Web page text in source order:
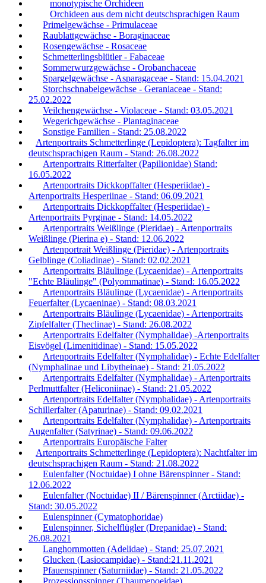
monotypische Orchideen
Orchideen aus dem nicht deutschsprachigen Raum
Primelgewächse - Primulaceae
Raublattgewächse - Boraginaceae
Rosengewächse - Rosaceae
Schmetterlingsblütler - Fabaceae
Sommerwurzgewächse - Orobanchaceae
Spargelgewächse - Asparagaceae - Stand: 15.04.2021
Storchschnabelgewächse - Geraniaceae - Stand:
25.02.2022
Veilchengewächse - Violaceae - Stand: 03.05.2021
Wegerichgewächse - Plantaginaceae
Sonstige Familien - Stand: 25.08.2022
Artenportraits Schmetterlinge (Lepidoptera): Tagfalter im
deutschsprachigen Raum - Stand: 26.08.2022
Artenportraits Ritterfalter (Papilionidae) Stand:
16.05.2022
Artenportraits Dickkopffalter (Hesperiidae) -
Artenportraits Hesperiinae - Stand: 06.09.2021
Artenportraits Dickkopffalter (Hesperiidae) -
Artenportraits Pyrginae - Stand: 14.05.2022
Artenportraits Weißlinge (Pieridae) - Artenportraits
Weißlinge (Pierina e) - Stand: 12.06.2022
Artenportrait Weißlinge (Pieridae) - Artenportraits
Gelblinge (Coliadinae) - Stand: 02.02.2021
Artenportraits Bläulinge (Lycaenidae) - Artenportraits
"Echte Bläulinge" (Polyommatinae) - Stand: 16.05.2022
Artenportraits Bläulinge (Lycaenidae) - Artenportraits
Feuerfalter (Lycaeninae) - Stand: 08.03.2021
Artenportraits Bläulinge (Lycaenidae) - Artenportraits
Zipfelfalter (Theclinae) - Stand: 26.08.2022
Artenportraits Edelfalter (Nymphalidae) -Artenportraits
Eisvögel (Limenitidinae) - Stand: 15.05.2022
Artenportraits Edelfalter (Nymphalidae) - Echte Edelfalter
(Nymphalinae und Libytheinae) - Stand: 21.05.2022
Artenportraits Edelfalter (Nymphalidae) - Artenportraits
Perlmuttfalter (Heliconiinae) - Stand: 21.05.2022
Artenportraits Edelfalter (Nymphalidae) - Artenportraits
Schillerfalter (Apaturinae) - Stand: 09.02.2021
Artenportraits Edelfalter (Nymphalidae) - Artenportraits
Augenfalter (Satyrinae) - Stand: 09.06.2022
Artenportraits Europäische Falter
Artenportraits Schmetterlinge (Lepidoptera): Nachtfalter im
deutschsprachigen Raum - Stand: 21.08.2022
Eulenfalter (Noctuidae) I ohne Bärenspinner - Stand:
12.06.2022
Eulenfalter (Noctuidae) II / Bärenspinner (Arctiidae) -
Stand: 30.05.2022
Eulenspinner (Cymatophoridae)
Eulenspinner, Sichelflügler (Drepanidae) - Stand:
26.08.2021
Langhornmotten (Adelidae) - Stand: 25.07.2021
Glucken (Lasiocampidae) - Stand:21.11.2021
Pfauenspinner (Saturniidae) - Stand: 21.05.2022